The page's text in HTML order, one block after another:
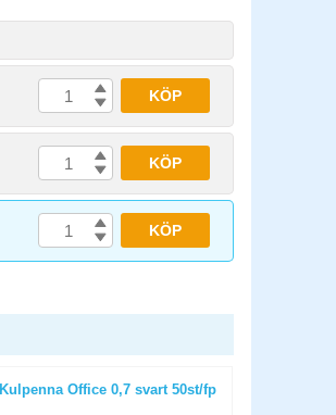
KÖP
KÖP
KÖP
Kulpenna Office 0,7 svart 50st/fp